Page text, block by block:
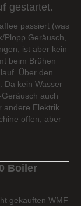
gestartet.
passiert (was
Plopp Geräusch,
ist aber kein
beim Brühen
Über den
Da kein Wasser
auch
andere Elektrik
offen, aber
Boiler
gekauften WMF